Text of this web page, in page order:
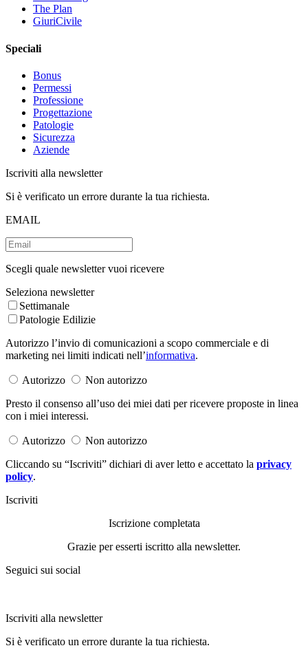
The Plan
GiuriCivile
Speciali
Bonus
Permessi
Professione
Progettazione
Patologie
Sicurezza
Aziende
Iscriviti alla newsletter
Si è verificato un errore durante la tua richiesta.
EMAIL
Scegli quale newsletter vuoi ricevere
Seleziona newsletter
Settimanale
Patologie Edilizie
Autorizzo l’invio di comunicazioni a scopo commerciale e di
marketing nei limiti indicati nell’informativa.
Autorizzo
Non autorizzo
Presto il consenso all’uso dei miei dati per ricevere proposte in linea
con i miei interessi.
Autorizzo
Non autorizzo
Cliccando su “Iscriviti” dichiari di aver letto e accettato la privacy
policy.
Iscriviti
Iscrizione completata
Grazie per esserti iscritto alla newsletter.
Seguici sui social
Iscriviti alla newsletter
Si è verificato un errore durante la tua richiesta.